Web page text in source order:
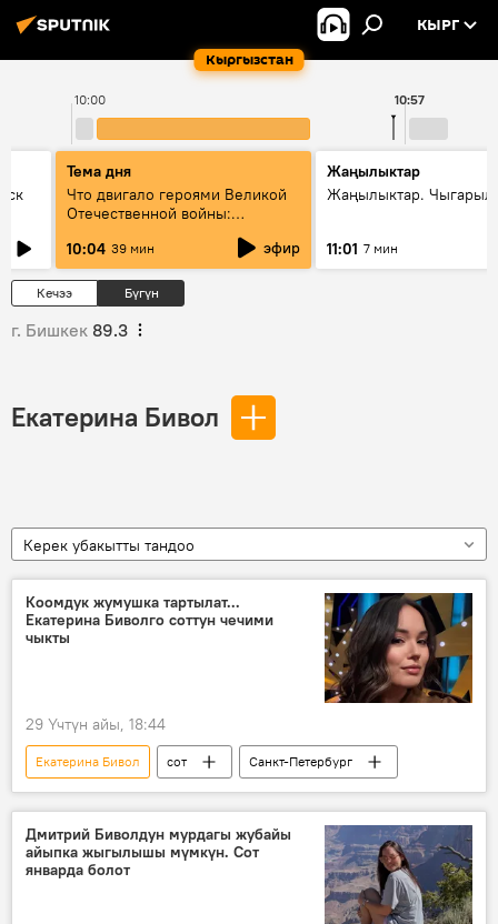
Кыргызстан
КЫРГ
10:00 10:57
Тема дня
Что двигало героями Великой
Отечественной войны:
Тулебердиева
10:04 39 мин эфир
Жаңылыктар
Жаңылыктар.
11:01 7 мин
Кечээ Бүгүн
г. Бишкек 89.3
Екатерина Бивол
Керек убакытты тандоо
Коомдук жумушка тартылат...
Екатерина Биволго соттун чечими
чыкты
29 Үчтүн айы, 18:44
Екатерина Бивол сот Санкт-Петербург
Дмитрий Биволдун мурдагы жубайы
айыпка жыгылышы мүмкүн. Сот
январда болот